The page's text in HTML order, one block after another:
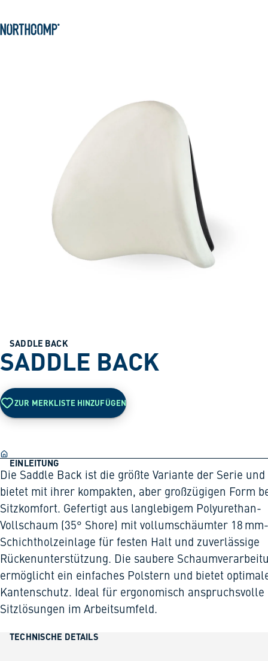
Zur Navigation springen
Sprache auswählen
SADDLE BACK
SADDLE BACK
ZUR MERKLISTE HINZUFÜGEN
EINLEITUNG
Die Saddle Back ist die größte Variante der Serie und
bietet mit ihrer kompakten, aber großzügigen Form
Sitzkomfort. Gefertigt aus langlebigem Polyurethan-
Vollschaum (35° Shore) mit vollumschäumter 18 mm-
Schichtholzeinlage für festen Halt und zuverlässige
Rückenunterstützung. Die saubere
ermöglicht ein einfaches Polstern und bietet
Kantenschutz. Ideal für ergonomisch anspruchsvolle
Sitzlösungen im Arbeitsumfeld.
TECHNISCHE DETAILS